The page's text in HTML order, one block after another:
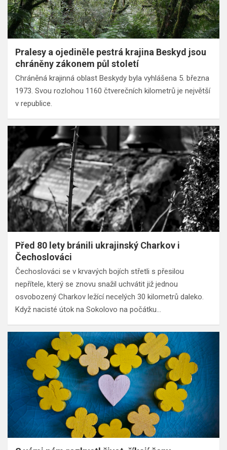
Pralesy a ojediněle pestrá krajina Beskyd jsou
chráněny zákonem půl století
Chráněná krajinná oblast Beskydy byla vyhlášena 5. března
1973. Svou rozlohou 1160 čtverečních kilometrů je největší
v republice.
Před 80 lety bránili ukrajinský Charkov i
Čechoslováci
Čechoslováci se v krvavých bojích střetli s přesilou
nepřítele, který se znovu snažil uchvátit již jednou
osvobozený Charkov ležící necelých 30 kilometrů daleko.
Když nacisté útok na Sokolovo na počátku…